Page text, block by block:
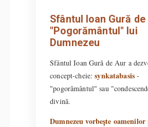
Sfântul Ioan Gură de
"Pogorământul" lui
Dumnezeu
Sfântul Ioan Gură de Aur a
concept-cheie:synkatabasis -
"pogorământul" sau
divină.
Dumnezeu vorbește